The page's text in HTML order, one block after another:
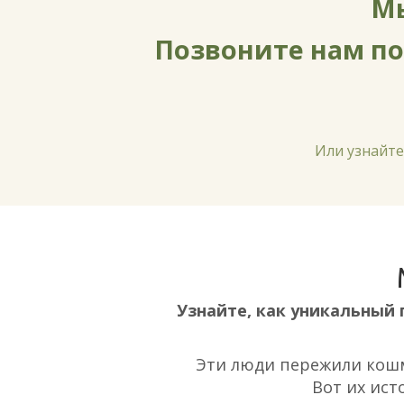
Позвоните нам
Или
Узнайте, как
Эти люди пережили
Вот их